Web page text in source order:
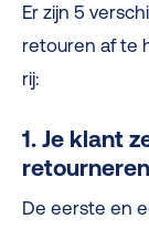
Er zijn 5
retouren af te
rij:
1. Je klant
retourneren
De eerste en